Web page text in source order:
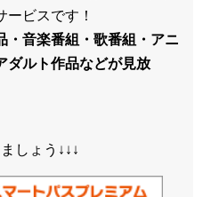
ビスです！
・音楽番組・歌番組・アニ
ダルト作品などが見放
しょう↓↓↓